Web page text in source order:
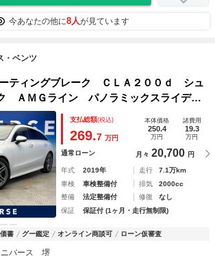
今あなたの他に8人が見ています
・ベンツ
ーティングブレーク ＣＬＡ２００ｄ シュ
ＡＭＧライン パノラミックスライディ
クスクルーシブＰＫＧ アドバンスドＰ
フティＰＫＧ ナビゲーションＰＫＧ ６
イト フットトランクオープナー 禁煙車
支払総額(税込)
269.7 万円
本体価格
250.4
万円
諸費用
19.3
万円
通常ローン 月々 20,700 円
年式 2019年 走行
7.1万km
車検
車検整備付 排気
2000cc
整備
法定整備付 修復
なし
保証
保証付 (1ヶ月・走行無制限)
書 グー鑑定 オンライン商談可 ローン仮審査
ニバース 堺